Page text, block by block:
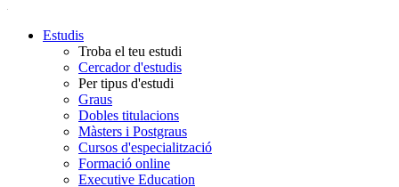
Estudis
Troba el teu estudi
Cercador d'estudis
Per tipus d'estudi
Graus
Dobles titulacions
Màsters i Postgraus
Cursos d'especialització
Formació online
Executive Education